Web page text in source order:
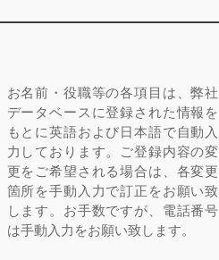
お名前・役職等の各項目は、弊社
データベースに登録された情報を
もとに英語および日本語で自動入
力しております。ご登録内容の変
更をご希望される場合は、各変更
箇所を手動入力で訂正をお願い致
します。お手数ですが、電話番号
は手動入力をお願い致します。